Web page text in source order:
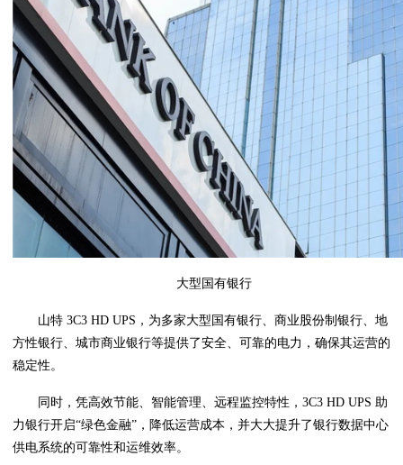
大型国有银行
山特 3C3 HD UPS，为多家大型国有银行、商业股份制银行、地
方性银行、城市商业银行等提供了安全、可靠的电力，确保其运营的
稳定性。
同时，凭高效节能、智能管理、远程监控特性，3C3 HD UPS 助
力银行开启“绿色金融”，降低运营成本，并大大提升了银行数据中心
供电系统的可靠性和运维效率。